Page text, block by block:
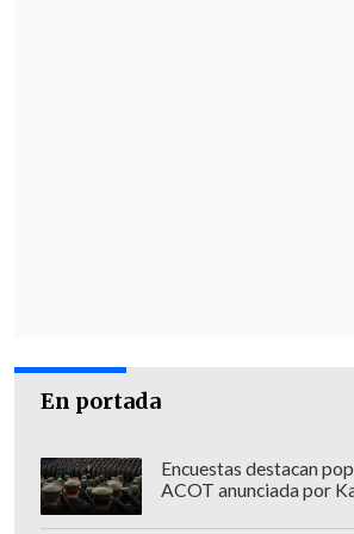
En portada
Encuestas destacan
ACOT anunciada por